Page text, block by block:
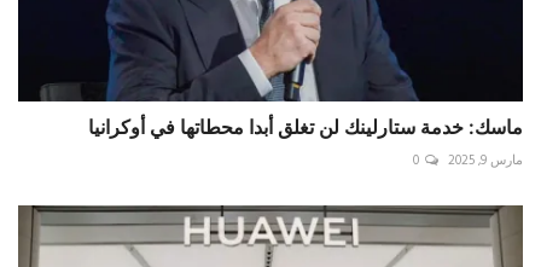
ماسك: خدمة ستارلينك لن تغلق أبدا محطاتها في أوكرانيا
مارس 9, 2025 0